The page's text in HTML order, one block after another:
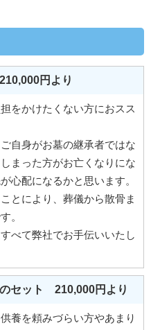
円より
をかけたくない方におスス
自身がお墓の継承者ではな
まった方がお亡くなりにな
心配になるかと思います。
とにより、葬儀から散骨ま
。
べて弊社でお手伝いいたし
セット 210,000円より
養を頼みづらい方やあまり